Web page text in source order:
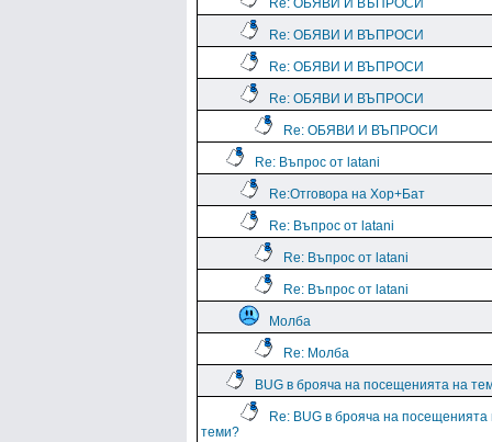
Re: ОБЯВИ И ВЪПРОСИ
Re: ОБЯВИ И ВЪПРОСИ
Re: ОБЯВИ И ВЪПРОСИ
Re: ОБЯВИ И ВЪПРОСИ
Re: ОБЯВИ И ВЪПРОСИ
Re: Въпрос от latani
Re:Отговора на Хор+Бат
Re: Въпрос от latani
Re: Въпрос от latani
Re: Въпрос от latani
Молба
Re: Молба
BUG в брояча на посещенията на
Re: BUG в брояча на посещенията
теми?